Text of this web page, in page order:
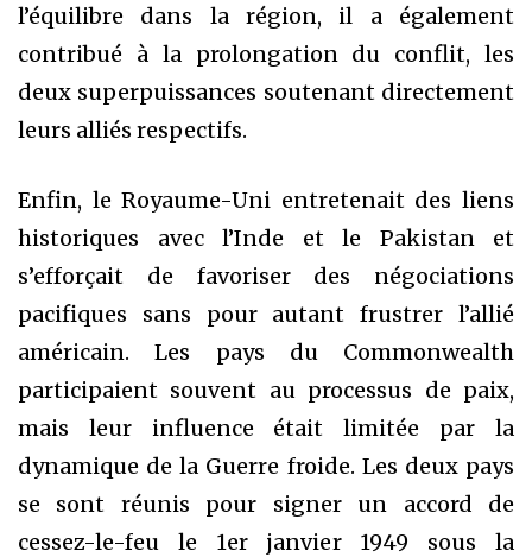
l’équilibre dans la région, il a également
contribué à la prolongation du conflit, les
deux superpuissances soutenant directement
leurs alliés respectifs.
Enfin, le Royaume-Uni entretenait des liens
historiques avec l’Inde et le Pakistan et
s’efforçait de favoriser des négociations
pacifiques sans pour autant frustrer l’allié
américain. Les pays du Commonwealth
participaient souvent au processus de paix,
mais leur influence était limitée par la
dynamique de la Guerre froide. Les deux pays
se sont réunis pour signer un accord de
cessez-le-feu le 1er janvier 1949 sous la